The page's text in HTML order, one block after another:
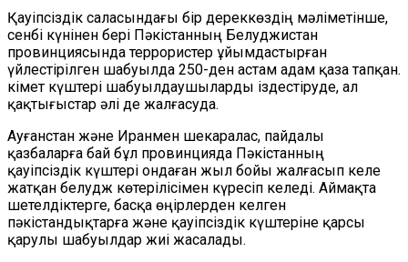
Қауіпсіздік саласындағы бір дереккөздің мәліметінше,
сенбі күнінен бері Пәкістанның Белуджистан
провинциясында террористер ұйымдастырған
үйлестірілген шабуылда 250-ден астам адам қаза тапқан.
Үкімет күштері шабуылдаушыларды іздестіруде, ал
қақтығыстар әлі де жалғасуда.
Ауғанстан және Иранмен шекаралас, пайдалы
қазбаларға бай бұл провинцияда Пәкістанның
қауіпсіздік күштері ондаған жыл бойы жалғасып келе
жатқан белудж көтерілісімен күресіп келеді. Аймақта
шетелдіктерге, басқа өңірлерден келген
пәкістандықтарға және қауіпсіздік күштеріне қарсы
қарулы шабуылдар жиі жасалады.